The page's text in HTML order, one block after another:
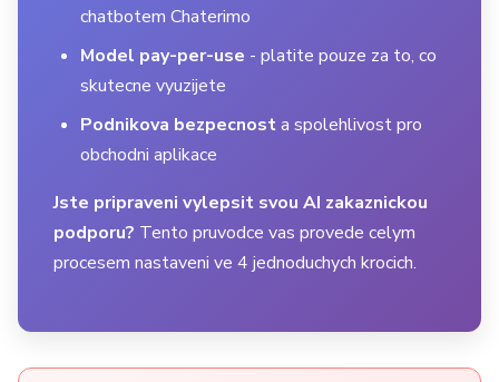
chatbotem Chaterimo
Model pay-per-use - platite pouze za to, co
skutecne vyuzijete
Podnikova bezpecnosta spolehlivost pro
obchodni aplikace
Jste pripraveni vylepsit svou AI zakaznickou
podporu? Tento pruvodce vas provede celym
procesem nastaveni ve 4 jednoduchych krocich.